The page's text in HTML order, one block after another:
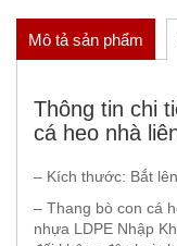
Mô tả sản phẩm
Thông tin chi
cá heo nhà
– Kích thước: Bắt
– Thang bò con cá
nhựa LDPE Nhập